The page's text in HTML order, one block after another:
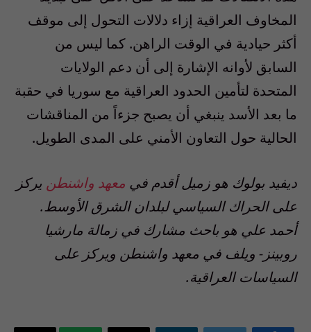
المخاوف العراقية إزاء دلالات التحول إلى موقف
أكثر حيادية في الوقت الراهن. كما ليس من
السابق لأوانه الإشارة إلى أن دعم الولايات
المتحدة لتأمين الحدود العراقية مع سوريا في حقبة
ما بعد الأسد ينبغي أن يصبح جزءاً من المناقشات
الحالية حول التعاون الأمني على المدى الطويل.
ديفيد بولوك هو زميل أقدم في معهد واشنطن يركز
على الحراك السياسي لبلدان الشرق الأوسط.
أحمد علي هو باحث مشارك في زمالة مارشيا
روبينز- ويلف في معهد واشنطن ويركز على
السياسات العراقية.